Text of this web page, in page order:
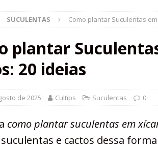
SUCULENTAS Como plantar Suculentas
plantar
20 ideias
de 2025 Cultips Suculentas 0
como plantar suculentas em
e cactos dessa